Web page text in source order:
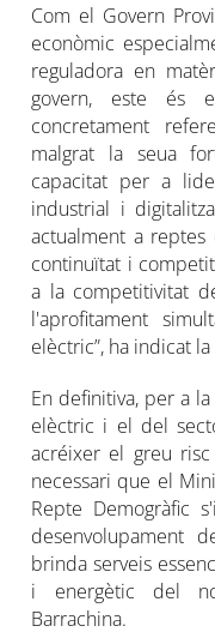
Com el Govern
econòmic
reguladora en
govern, este és
concretament
malgrat la seua
capacitat per a
industrial i
actualment a
continuïtat i
a la competitivitat
l'aprofitament
elèctric”, ha indicat
En definitiva, per a
elèctric i el del
acréixer el greu
necessari que el
Repte Demogràfic
desenvolupament
brinda serveis
i energètic del
Barrachina.